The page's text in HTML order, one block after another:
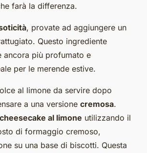
farà la differenza.
, provate ad aggiungere un
Questo ingrediente
ancora più profumato e
per le merende estive.
al limone da servire dopo
a una versione cremosa.
cheesecake al limone utilizzando il
di formaggio cremoso,
su una base di biscotti. Questa